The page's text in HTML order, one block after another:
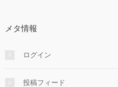
メタ情報
ログイン
投稿フィード